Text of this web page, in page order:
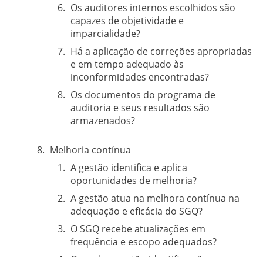
Os auditores internos escolhidos são
capazes de objetividade e
imparcialidade?
Há a aplicação de correções apropriadas
e em tempo adequado às
inconformidades encontradas?
Os documentos do programa de
auditoria e seus resultados são
armazenados?
Melhoria contínua
A gestão identifica e aplica
oportunidades de melhoria?
A gestão atua na melhora contínua na
adequação e eficácia do SGQ?
O SGQ recebe atualizações em
frequência e escopo adequados?